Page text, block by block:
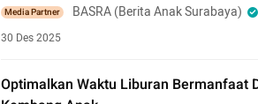
Media Partner BASRA (Berita Anak Surabaya)
30 Des 2025
Optimalkan Waktu Liburan Bermanfaat